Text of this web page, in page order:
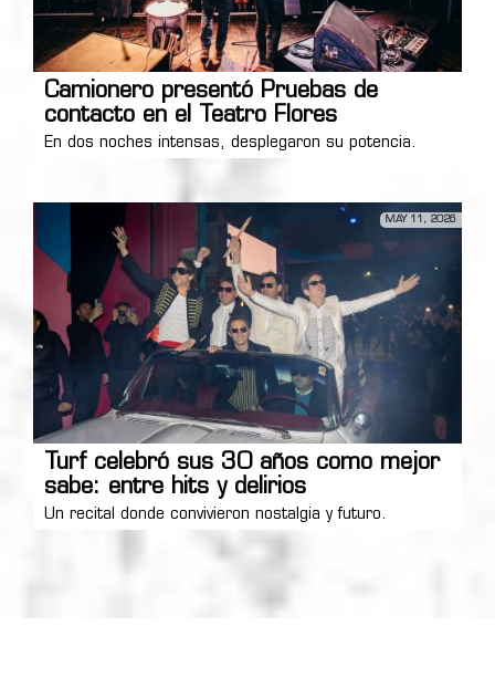
Camionero presentó Pruebas de
contacto en el Teatro Flores
En dos noches intensas, desplegaron su potencia.
MAY 11, 2026
Turf celebró sus 30 años como mejor
sabe: entre hits y delirios
Un recital donde convivieron nostalgia y futuro.